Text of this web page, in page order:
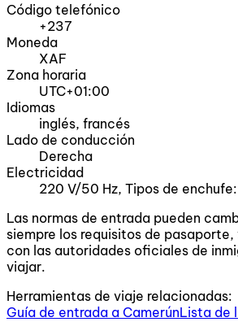
Código telefónico
+237
Moneda
XAF
Zona horaria
UTC+01:00
Idiomas
inglés, francés
Lado de conducción
Derecha
Electricidad
220 V/50 Hz, Tipos de
Las normas de entrada pueden
siempre los requisitos de
con las autoridades oficiales de
viajar.
Herramientas de viaje relacionadas:
Guía de entrada a CamerúnLista de